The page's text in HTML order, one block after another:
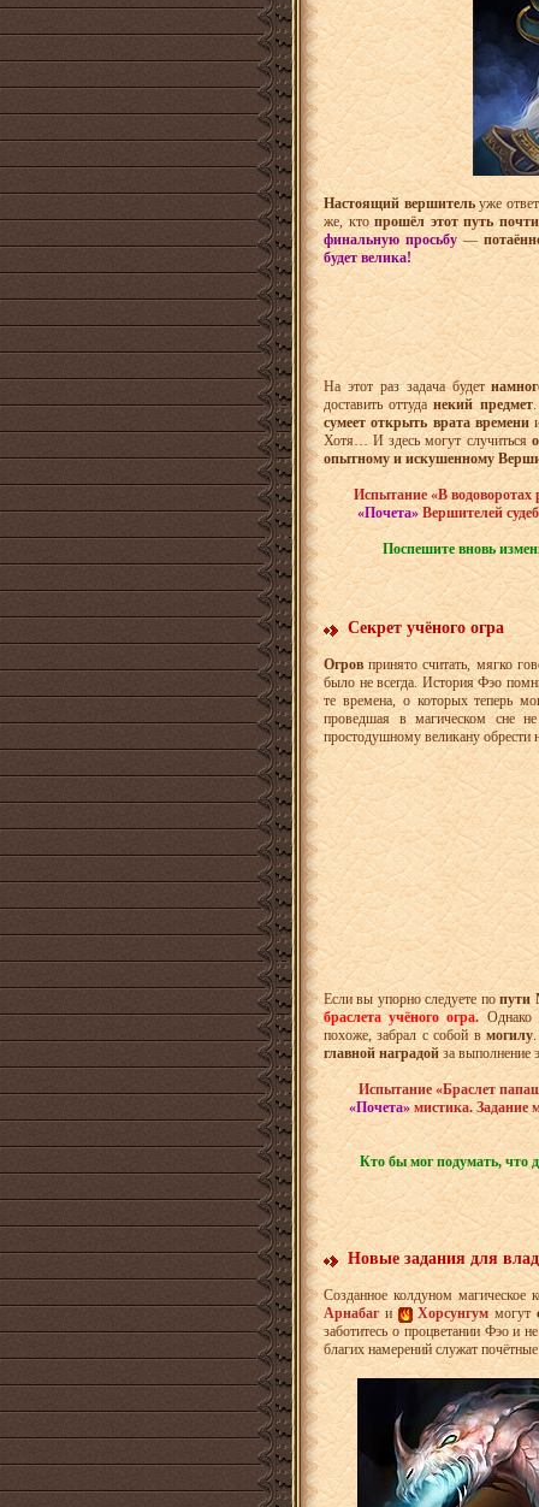
Настоящий вершительуже
же, ктопрошёл этот путь
финальную просьбу—
будет велика!
На этот раз задача будет
доставить оттуданекий предмет.
сумеет открыть врата времени
Хотя… И здесь могут случиться
опытному и искушенному
Испытание «В
«Почета»Вершителей
Поспешите вновь
Секрет учёного огра
Огровпринято считать, мягко
было не всегда. История Фэо
те времена, о которых теперь
проведшая в магическом сне
простодушному великану
Если вы упорно следуете попути
браслета учёного огра. Однако
похоже, забрал с собой вмогилу
главной наградойза выполнение
Испытание «Браслет
«Почета» мистика. Задание
Кто бы мог подумать, что
Новые задания для
Созданное колдуном магическое
Арнабаги Хорсунгуммогут
заботитесь о процветании Фэо и
благих намерений служат